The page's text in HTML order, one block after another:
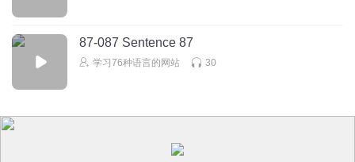
87-087 Sentence 87
学习76种语言的网站 30